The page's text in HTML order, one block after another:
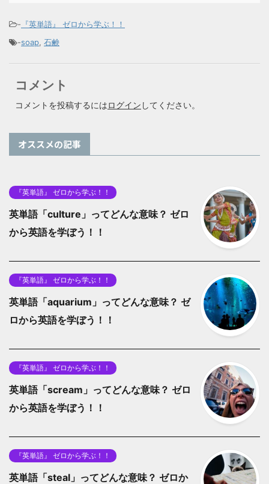
- 『英単語』 ゼロから学ぶ！！
-soap, 石鹸
コメント
コメントを投稿するにはログイン してください。
オススメの記事
『英単語』 ゼロから学ぶ！！
英単語「culture」ってどんな意味？ ゼロ
から英語を学ぼう！！
『英単語』 ゼロから学ぶ！！
英単語「aquarium」ってどんな意味？ ゼ
ロから英語を学ぼう！！
『英単語』 ゼロから学ぶ！！
英単語「scream」ってどんな意味？ ゼロ
から英語を学ぼう！！
『英単語』 ゼロから学ぶ！！
英単語「steal」ってどんな意味？ ゼロか